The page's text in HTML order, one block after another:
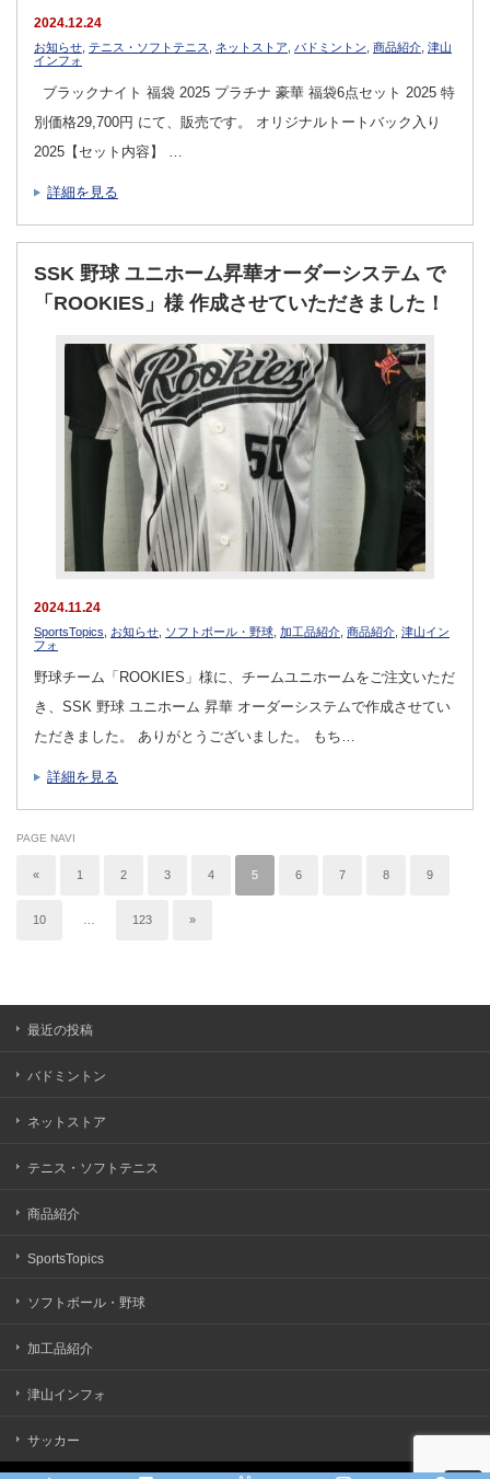
2024.12.24
お知らせ テニス・ソフトテニス ネットストア バドミントン 商品紹介 津山
インフォ
ブラックナイト 福袋 2025 プラチナ 豪華 福袋6点セット 2025 特
別価格29,700円 にて、販売です。 オリジナルトートバック入り
2025【セット内容】 …
詳細を見る
SSK 野球 ユニホーム昇華オーダーシステム で
「ROOKIES」様 作成させていただきました！
2024.11.24
SportsTopics お知らせ ソフトボール・野球 加工品紹介 商品紹介 津山イン
フォ
野球チーム「ROOKIES」様に、チームユニホームをご注文いただ
き、SSK 野球 ユニホーム 昇華 オーダーシステムで作成させてい
ただきました。 ありがとうございました。 もち…
詳細を見る
PAGE NAVI
« 1 2 3 4 5 6 7 8 9
10 123 »
最近の投稿
バドミントン
ネットストア
テニス・ソフトテニス
商品紹介
SportsTopics
ソフトボール・野球
加工品紹介
津山インフォ
サッカー